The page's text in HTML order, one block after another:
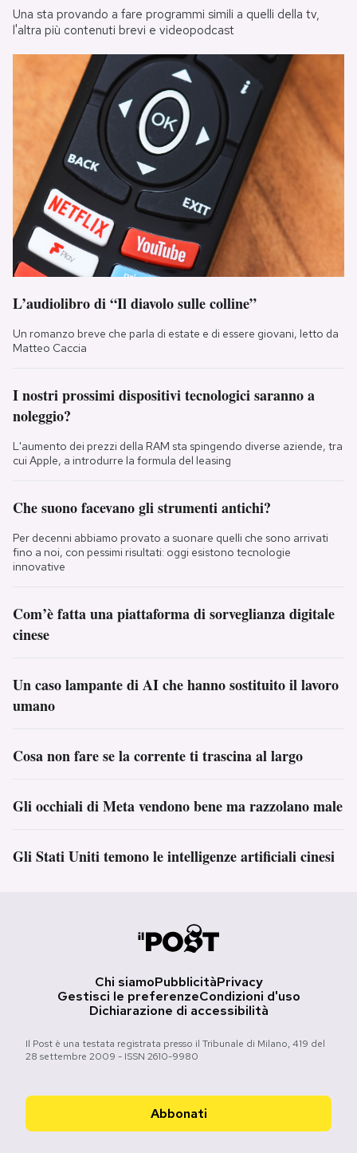
Una sta provando a fare programmi simili a quelli della tv,
l'altra più contenuti brevi e videopodcast
L’audiolibro di “Il diavolo sulle colline”
Un romanzo breve che parla di estate e di essere giovani, letto da
Matteo Caccia
I nostri prossimi dispositivi tecnologici saranno a
noleggio?
L'aumento dei prezzi della RAM sta spingendo diverse aziende, tra
cui Apple, a introdurre la formula del leasing
Che suono facevano gli strumenti antichi?
Per decenni abbiamo provato a suonare quelli che sono arrivati
fino a noi, con pessimi risultati: oggi esistono tecnologie
innovative
Com’è fatta una piattaforma di sorveglianza digitale
cinese
Un caso lampante di AI che hanno sostituito il lavoro
umano
Cosa non fare se la corrente ti trascina al largo
Gli occhiali di Meta vendono bene ma razzolano male
Gli Stati Uniti temono le intelligenze artificiali cinesi
Chi siamoPubblicitàPrivacy
Gestisci le preferenzeCondizioni d'uso
Dichiarazione di accessibilità
Il Post è una testata registrata presso il Tribunale di Milano, 419 del
28 settembre 2009 - ISSN 2610-9980
Abbonati